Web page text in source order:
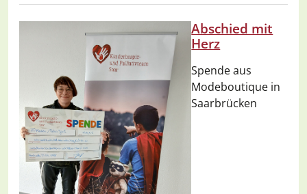
Abschied mit
Herz
Spende aus
Modeboutique in
Saarbrücken